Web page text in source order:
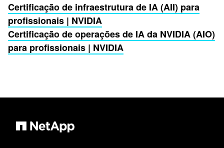
Certificação de infraestrutura de IA (AII) para
profissionais | NVIDIA
Certificação de operações de IA da NVIDIA (AIO)
para profissionais | NVIDIA